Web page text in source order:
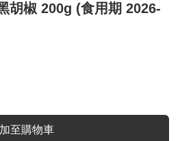
胡椒 200g (食用期 2026-
加至購物車